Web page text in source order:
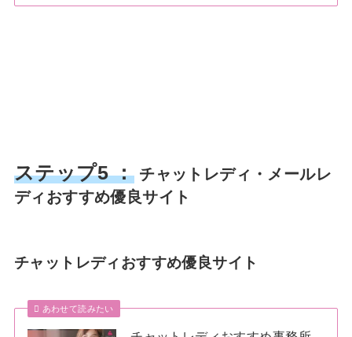
ステップ5 ：チャットレディ・メールレ
ディおすすめ優良サイト
チャットレディおすすめ優良サイト
あわせて読みたい